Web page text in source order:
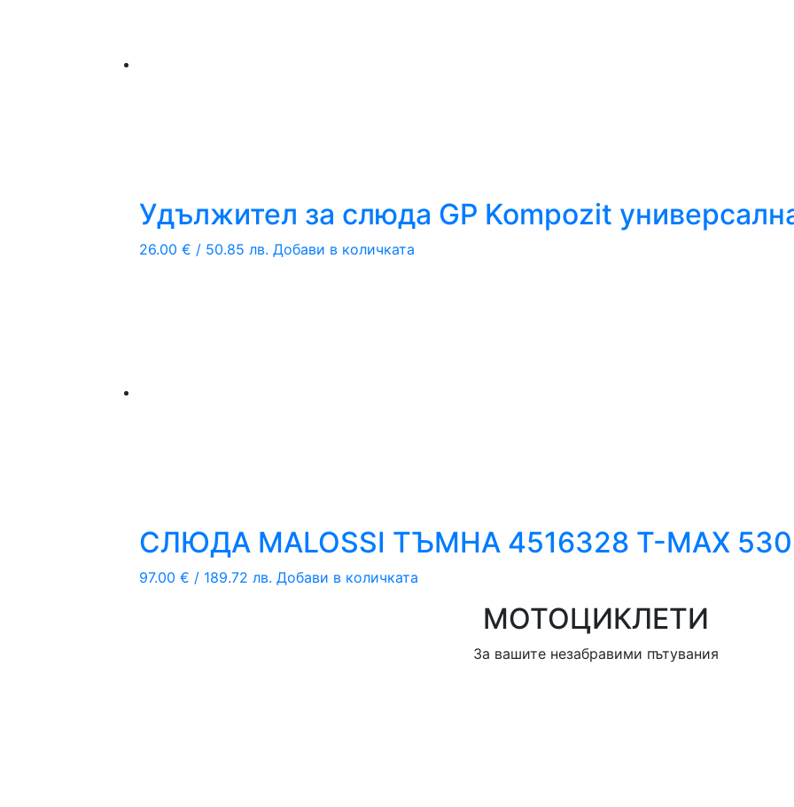
Удължител за слюда GP Kompozit
26.00 € / 50.85 лв. Добави в количката
СЛЮДА MALOSSI ТЪМНА 4516328 T-MAX
97.00 € / 189.72 лв. Добави в количката
МОТОЦИКЛЕТИ
За вашите незабравими пътувания